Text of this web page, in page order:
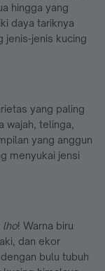
hingga yang
daya tariknya
jenis-jenis kucing
yang paling
wajah, telinga,
yang anggun
menyukai jensi
lho! Warna biru
dan ekor
bulu tubuh